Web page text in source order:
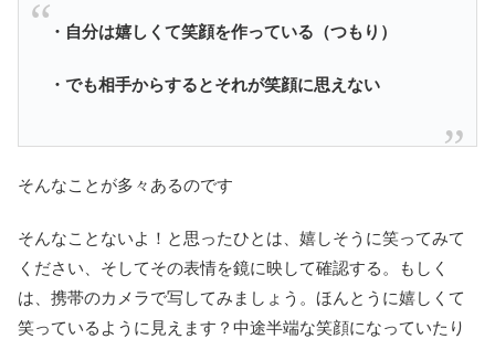
・自分は嬉しくて笑顔を作っている（つもり）
・でも相手からするとそれが笑顔に思えない
そんなことが多々あるのです
そんなことないよ！と思ったひとは、嬉しそうに笑ってみて
ください、そしてその表情を鏡に映して確認する。もしく
は、携帯のカメラで写してみましょう。ほんとうに嬉しくて
笑っているように見えます？中途半端な笑顔になっていたり